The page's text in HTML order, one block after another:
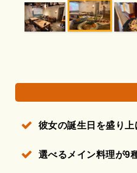
彼女の誕生日を盛り
選べるメイン料理が9